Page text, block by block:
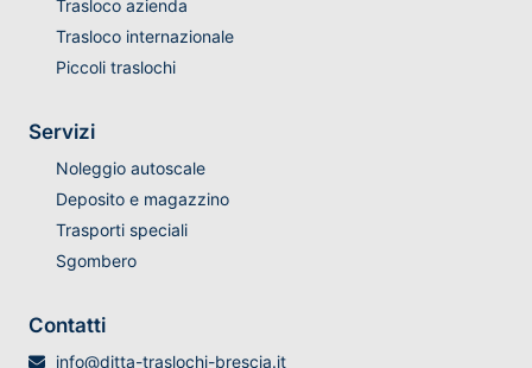
Trasloco azienda
Trasloco internazionale
Piccoli traslochi
Servizi
Noleggio autoscale
Deposito e magazzino
Trasporti speciali
Sgombero
Contatti
info@ditta-traslochi-brescia.it